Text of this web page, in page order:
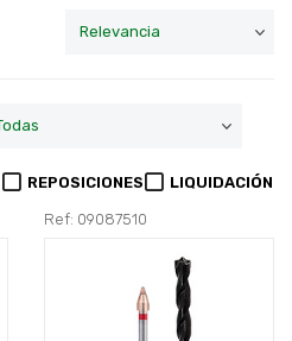
REPOSICIONES LIQUIDACIÓN
Ref: 09087510